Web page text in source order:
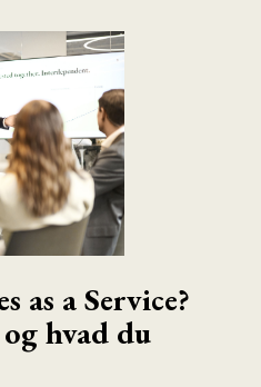
as a Service?
hvad du